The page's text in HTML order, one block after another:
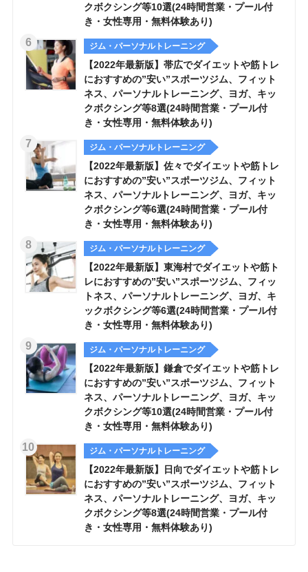
クボクシング等10選(24時間営業・プール付
き・女性専用・無料体験あり)
ジム・パーソナルトレーニング
【2022年最新版】帯広でダイエットや筋トレ
におすすめの”安い”スポーツジム、フィット
ネス、パーソナルトレーニング、ヨガ、キッ
クボクシング等8選(24時間営業・プール付
き・女性専用・無料体験あり)
ジム・パーソナルトレーニング
【2022年最新版】佐々でダイエットや筋トレ
におすすめの”安い”スポーツジム、フィット
ネス、パーソナルトレーニング、ヨガ、キッ
クボクシング等6選(24時間営業・プール付
き・女性専用・無料体験あり)
ジム・パーソナルトレーニング
【2022年最新版】東海村でダイエットや筋ト
レにおすすめの”安い”スポーツジム、フィッ
トネス、パーソナルトレーニング、ヨガ、キ
ックボクシング等6選(24時間営業・プール付
き・女性専用・無料体験あり)
ジム・パーソナルトレーニング
【2022年最新版】鎌倉でダイエットや筋トレ
におすすめの”安い”スポーツジム、フィット
ネス、パーソナルトレーニング、ヨガ、キッ
クボクシング等10選(24時間営業・プール付
き・女性専用・無料体験あり)
ジム・パーソナルトレーニング
【2022年最新版】日向でダイエットや筋トレ
におすすめの”安い”スポーツジム、フィット
ネス、パーソナルトレーニング、ヨガ、キッ
クボクシング等8選(24時間営業・プール付
き・女性専用・無料体験あり)